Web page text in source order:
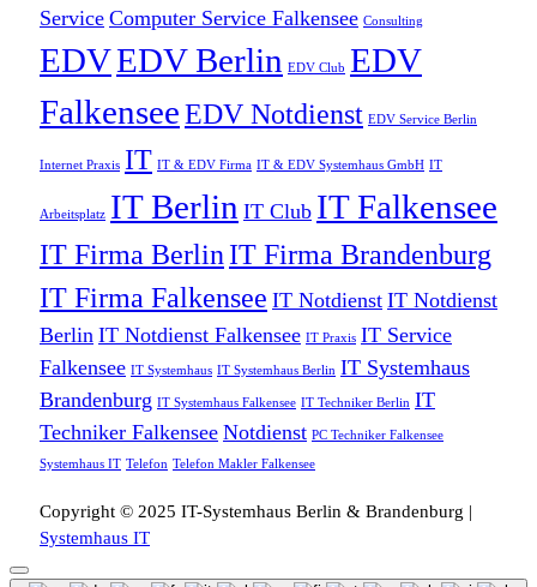
Service Computer Service Falkensee Consulting
EDVEDV Berlin EDV Club EDV
FalkenseeEDV Notdienst EDV Service Berlin
Internet Praxis IT IT & EDV Firma IT & EDV Systemhaus GmbH IT
Arbeitsplatz IT Berlin IT Club IT Falkensee
IT Firma Berlin IT Firma Brandenburg
IT Firma Falkensee IT Notdienst IT Notdienst
Berlin IT Notdienst Falkensee IT Praxis IT Service
Falkensee IT Systemhaus IT Systemhaus Berlin IT Systemhaus
Brandenburg IT Systemhaus Falkensee IT Techniker Berlin IT
Techniker Falkensee Notdienst PC Techniker Falkensee
Systemhaus IT Telefon Telefon Makler Falkensee
Copyright © 2025 IT-Systemhaus Berlin & Brandenburg |
Systemhaus IT